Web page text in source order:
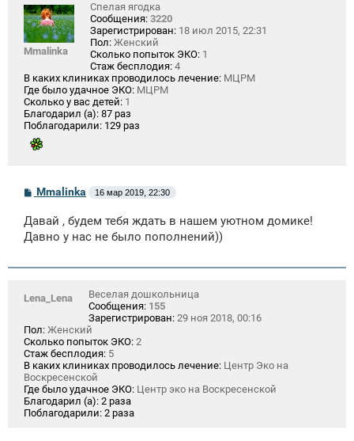
Mmalinka
Спелая ягодка
Сообщения: 3220
Зарегистрирован: 18 июл 2015, 22:31
Пол: Женский
Сколько попыток ЭКО: 1
Стаж бесплодия: 4
В каких клиниках проводилось лечение: МЦРМ
Где было удачное ЭКО: МЦРМ
Сколько у вас детей: 1
Благодарил (а): 87 раз
Поблагодарили: 129 раз
С
б
щ
и
Mmalinka 16 мар 2019, 22:30
Давай , будем тебя ждать в нашем уютном домике!
Давно у нас не было пополнений))
Lena_Lena
Веселая дошкольница
Сообщения: 155
Зарегистрирован: 29 ноя 2018, 00:16
Пол: Женский
Сколько попыток ЭКО: 2
Стаж бесплодия: 5
В каких клиниках проводилось лечение: Центр Эко на
Воскресенской
Где было удачное ЭКО: Центр эко на Воскресенской
Благодарил (а): 2 раза
Поблагодарили: 2 раза